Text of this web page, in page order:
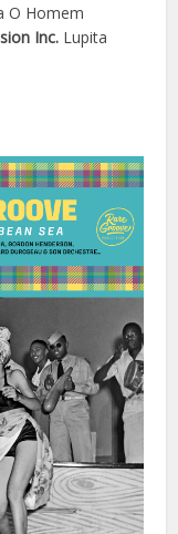
O Homem
Inc. Lupita